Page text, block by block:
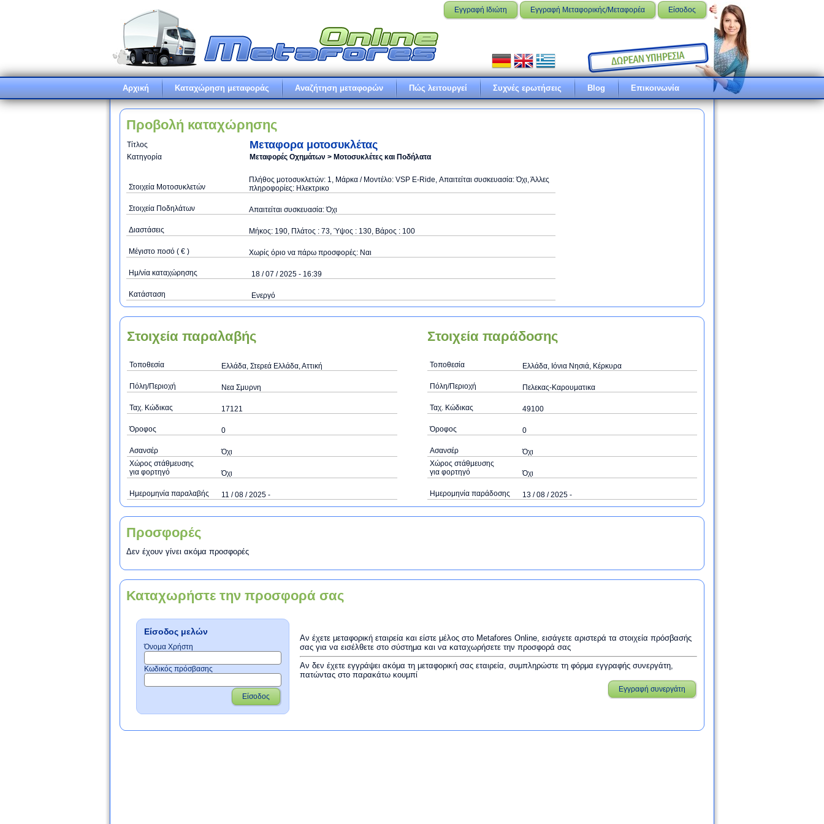
Εγγραφή Ιδιώτη Εγγραφή Μεταφορικής/Μεταφορέα Είσοδος
Αρχική Καταχώρηση μεταφοράς Αναζήτηση μεταφορών Πώς λειτουργεί Συχνές ερωτήσεις Blog Επικοινωνία
Προβολή καταχώρησης
Τίτλος Μεταφορα μοτοσυκλέτας
Κατηγορία Μεταφορές Οχημάτων > Μοτοσυκλέτες και Ποδήλατα
Στοιχεία Μοτοσυκλετών
Πλήθος μοτοσυκλετών: 1, Μάρκα / Μοντέλο: VSP E-Ride, Απαιτείται συσκευασία: Όχι, Άλλες
πληροφορίες: Ηλεκτρικο
Στοιχεία Ποδηλάτων Απαιτείται συσκευασία: Όχι
Διαστάσεις Μήκος: 190, Πλάτος : 73, Ύψος : 130, Βάρος : 100
Μέγιστο ποσό ( € ) Xωρίς όριο να πάρω προσφορές: Ναι
Ημ/νία καταχώρησης 18 / 07 / 2025 - 16:39
Κατάσταση Ενεργό
Στοιχεία παραλαβής
Τοποθεσία Ελλάδα, Στερεά Ελλάδα, Αττική
Πόλη/Περιοχή Νεα Σμυρνη
Ταχ. Κώδικας 17121
Όροφος 0
Ασανσέρ
Όχι
Χώρος στάθμευσης
για φορτηγό
Όχι
Ημερομηνία παραλαβής 11 / 08 / 2025 -
Στοιχεία παράδοσης
Τοποθεσία Ελλάδα, Ιόνια Νησιά, Κέρκυρα
Πόλη/Περιοχή Πελεκας-Καρουματικα
Ταχ. Κώδικας 49100
Όροφος 0
Ασανσέρ
Όχι
Χώρος στάθμευσης
για φορτηγό
Όχι
Ημερομηνία παράδοσης 13 / 08 / 2025 -
Προσφορές
Δεν έχουν γίνει ακόμα προσφορές
Καταχωρήστε την προσφορά σας
Είσοδος μελών
Όνομα Χρήστη
Κωδικός πρόσβασης
Είσοδος
Αν έχετε μεταφορική εταιρεία και είστε μέλος στο Metafores Online, εισάγετε αριστερά τα στοιχεία πρόσβασής
σας για να εισέλθετε στο σύστημα και να καταχωρήσετε την προσφορά σας
Αν δεν έχετε εγγράψει ακόμα τη μεταφορική σας εταιρεία, συμπληρώστε τη φόρμα εγγραφής συνεργάτη,
πατώντας στο παρακάτω κουμπί
Εγγραφή συνεργάτη